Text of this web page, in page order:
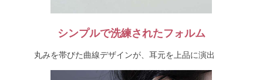
シンプルで洗練されたフォルム
丸みを帯びた曲線デザインが、耳元を上品に演出